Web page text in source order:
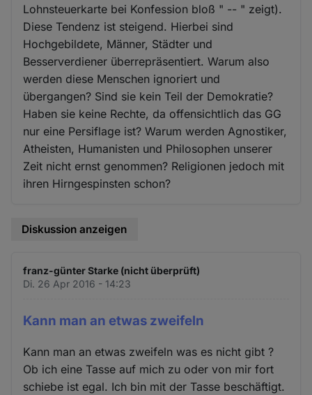
Lohnsteuerkarte bei Konfession bloß " -- " zeigt).
Diese Tendenz ist steigend. Hierbei sind
Hochgebildete, Männer, Städter und
Besserverdiener überrepräsentiert. Warum also
werden diese Menschen ignoriert und
übergangen? Sind sie kein Teil der Demokratie?
Haben sie keine Rechte, da offensichtlich das GG
nur eine Persiflage ist? Warum werden Agnostiker,
Atheisten, Humanisten und Philosophen unserer
Zeit nicht ernst genommen? Religionen jedoch mit
ihren Hirngespinsten schon?
Diskussion anzeigen
franz-günter Starke (nicht überprüft)
Di. 26 Apr 2016 - 14:23
Kann man an etwas zweifeln
Kann man an etwas zweifeln was es nicht gibt ?
Ob ich eine Tasse auf mich zu oder von mir fort
schiebe ist egal. Ich bin mit der Tasse beschäftigt.